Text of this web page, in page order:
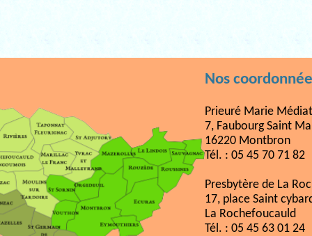
Nos
Prieuré Marie
7, Faubourg Saint
16220 Montbron
Tél. : 05 45 70 71 82
Presbytère de La
17, place Saint
La Rochefoucauld
Tél. : 05 45 63 01 24